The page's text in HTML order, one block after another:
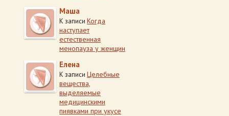
Маша
К записи Когда
наступает
естественная
менопауза у женщин
Елена
К записи Целебные
вещества,
выделяемые
медицинскими
пиявками при укусе